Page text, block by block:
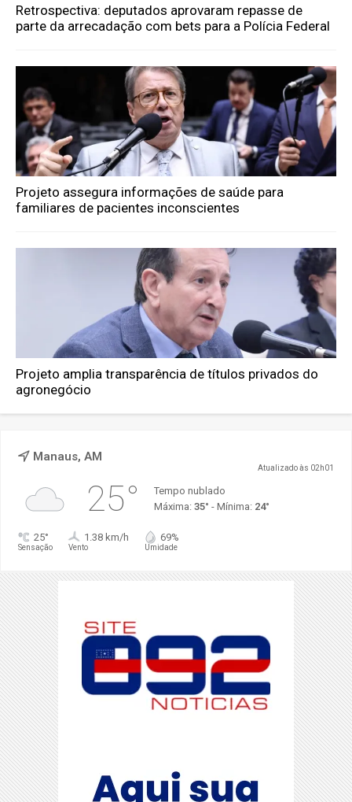
Retrospectiva: deputados aprovaram repasse de
parte da arrecadação com bets para a Polícia Federal
Projeto assegura informações de saúde para
familiares de pacientes inconscientes
Projeto amplia transparência de títulos privados do
agronegócio
Manaus, AM
Atualizado às 02h01
25°
Tempo nublado
Máxima: 35° - Mínima: 24°
25°
Sensação
1.38 km/h
Vento
69%
Umidade